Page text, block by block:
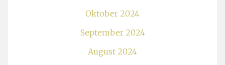
Oktober 2024
September 2024
August 2024